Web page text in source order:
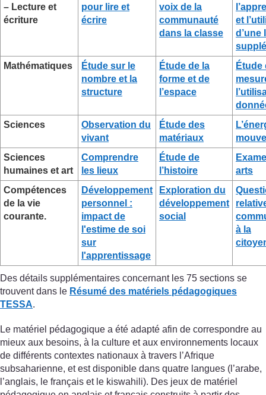
– Lecture et
écriture
pour lire et
écrire
voix de la
communauté
dans la classe
et
d’une
Mathématiques
Étude sur le
nombre et la
structure
Étude de la
forme et de
l’espace
Étude
Sciences
Observation du
vivant
Étude des
matériaux
Sciences
humaines et art
Comprendre
les lieux
Étude de
l’histoire
arts
Compétences
de la vie
courante.
Développement
personnel :
impact de
l'estime de soi
sur
l'apprentissage
Exploration du
développement
social
à la
Des détails supplémentaires concernant les 75 sections se
trouvent dans le Résumé des matériels pédagogiques
TESSA.
Le matériel pédagogique a été adapté afin de correspondre au
mieux aux besoins, à la culture et aux environnements locaux
de différents contextes nationaux à travers l’Afrique
subsaharienne, et est disponible dans quatre langues (l’arabe,
l’anglais, le français et le kiswahili). Des jeux de matériel